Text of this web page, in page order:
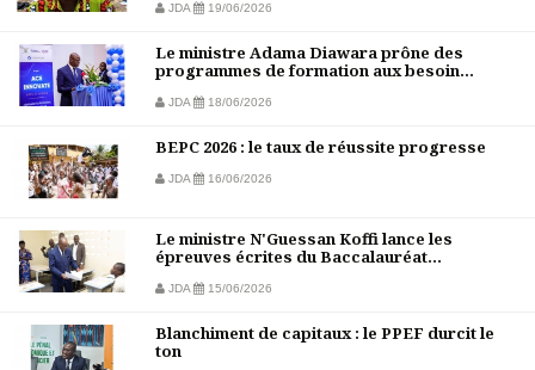
JDA 19/06/2026
Le ministre Adama Diawara prône des
programmes de formation aux besoin...
JDA 18/06/2026
BEPC 2026 : le taux de réussite progresse
JDA 16/06/2026
Le ministre N'Guessan Koffi lance les
épreuves écrites du Baccalauréat...
JDA 15/06/2026
Blanchiment de capitaux : le PPEF durcit le
ton